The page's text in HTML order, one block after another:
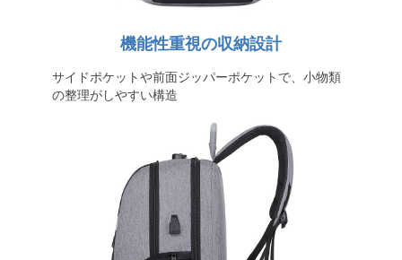
機能性重視の収納設計
サイドポケットや前面ジッパーポケットで、小物類
の整理がしやすい構造